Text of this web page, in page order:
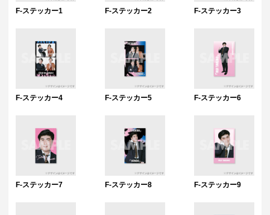
F-ステッカー1 F-ステッカー2 F-ステッカー3
F-ステッカー4 F-ステッカー5 F-ステッカー6
F-ステッカー7 F-ステッカー8 F-ステッカー9